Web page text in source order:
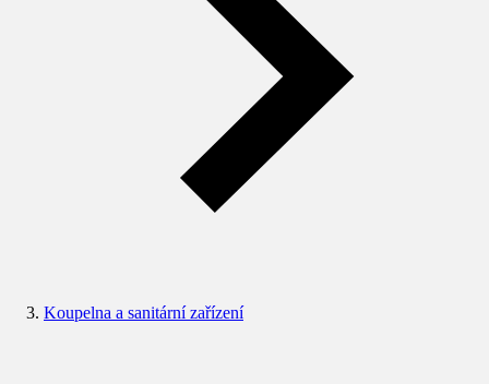
Koupelna a sanitární zařízení